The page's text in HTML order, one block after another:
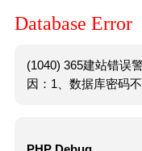
Database Error
(1040) 365建站错误
因：1、数据库密码